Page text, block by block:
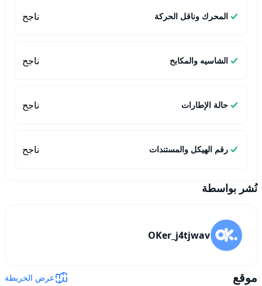
المحرك وناقل الحركة ناجح
الشاسيه والمكابح ناجح
حالة الإطارات ناجح
رقم الهيكل والمستندات ناجح
نُشر بواسطة
OKer_j4tjwav
موقع عرض الخريطة